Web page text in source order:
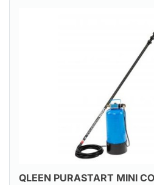
QLEEN PURASTART MINI